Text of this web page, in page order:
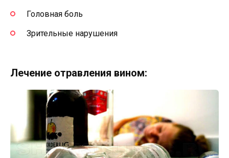
Головная боль
Зрительные нарушения
Лечение отравления вином: